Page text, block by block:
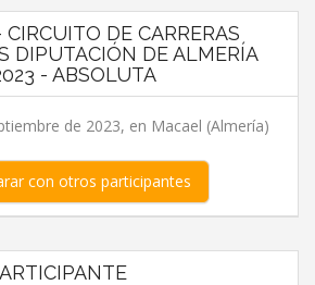
DE CARRERAS
DIPUTACIÓN DE ALMERÍA
- ABSOLUTA
de 2023, en Macael (Almería)
con otros participantes